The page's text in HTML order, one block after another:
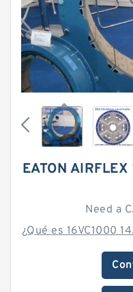
EATON
Need a
¿Qué es 16VC1000